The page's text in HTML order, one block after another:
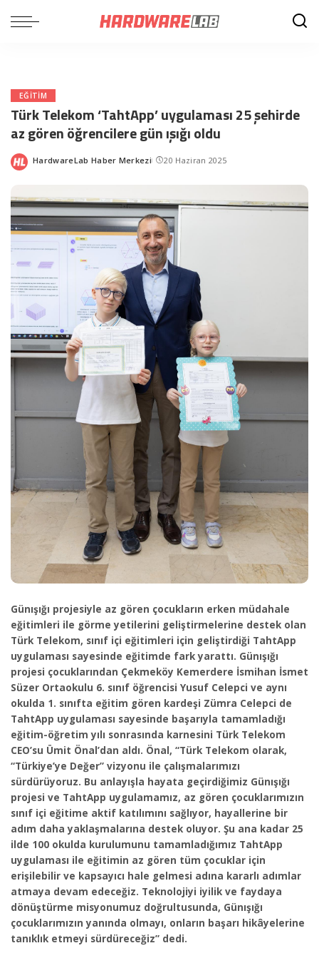
EĞITIM
Türk Telekom ‘TahtApp’ uygulaması 25 şehirde
az gören öğrencilere gün ışığı oldu
Posted
HardwareLab Haber Merkezi 20 Haziran 2025
Günışığı projesiyle az gören çocukların erken müdahale
eğitimleri ile görme yetilerini geliştirmelerine destek olan
Türk Telekom, sınıf içi eğitimleri için geliştirdiği TahtApp
uygulaması sayesinde eğitimde fark yarattı. Günışığı
projesi çocuklarından Çekmeköy Kemerdere İsmihan İsmet
Süzer Ortaokulu 6. sınıf öğrencisi Yusuf Celepci ve aynı
okulda 1. sınıfta eğitim gören kardeşi Zümra Celepci de
TahtApp uygulaması sayesinde başarıyla tamamladığı
eğitim-öğretim yılı sonrasında karnesini Türk Telekom
CEO’su Ümit Önal’dan aldı. Önal, “Türk Telekom olarak,
“Türkiye’ye Değer” vizyonu ile çalışmalarımızı
sürdürüyoruz. Bu anlayışla hayata geçirdiğimiz Günışığı
projesi ve TahtApp uygulamamız, az gören çocuklarımızın
sınıf içi eğitime aktif katılımını sağlıyor, hayallerine bir
adım daha yaklaşmalarına destek oluyor. Şu ana kadar 25
ilde 100 okulda kurulumunu tamamladığımız TahtApp
uygulaması ile eğitimin az gören tüm çocuklar için
erişilebilir ve kapsayıcı hale gelmesi adına kararlı adımlar
atmaya devam edeceğiz. Teknolojiyi iyilik ve faydaya
dönüştürme misyonumuz doğrultusunda, Günışığı
çocuklarımızın yanında olmayı, onların başarı hikâyelerine
tanıklık etmeyi sürdüreceğiz” dedi.